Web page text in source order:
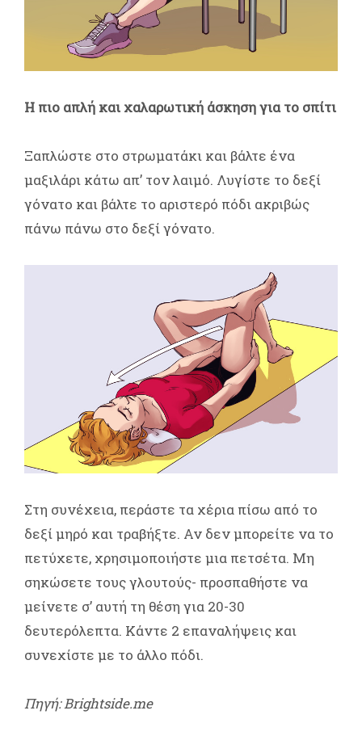
Η πιο απλή και χαλαρωτική άσκηση για το σπίτι
Ξαπλώστε στο στρωματάκι και βάλτε ένα
μαξιλάρι κάτω απ’ τον λαιμό. Λυγίστε το δεξί
γόνατο και βάλτε το αριστερό πόδι ακριβώς
πάνω πάνω στο δεξί γόνατο.
Στη συνέχεια, περάστε τα χέρια πίσω από το
δεξί μηρό και τραβήξτε. Αν δεν μπορείτε να το
πετύχετε, χρησιμοποιήστε μια πετσέτα. Μη
σηκώσετε τους γλουτούς- προσπαθήστε να
μείνετε σ’ αυτή τη θέση για 20-30
δευτερόλεπτα. Κάντε 2 επαναλήψεις και
συνεχίστε με το άλλο πόδι.
Πηγή: Brightside.me